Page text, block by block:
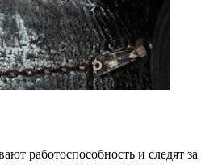
работоспособность и следят